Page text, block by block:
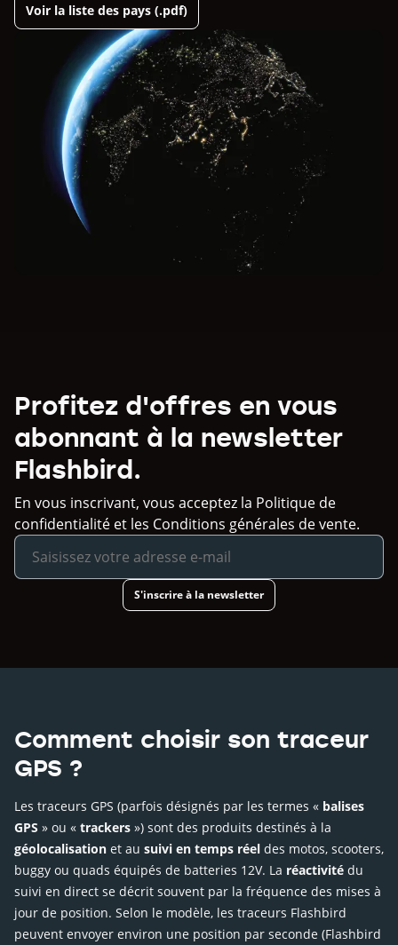
Voir la liste des pays (.pdf)
Profitez d'offres en vous
abonnant à la newsletter
Flashbird.
En vous inscrivant, vous acceptez la Politique de
confidentialité et les Conditions générales de vente.
S'inscrire à la newsletter
Comment choisir son traceur
GPS ?
Les traceurs GPS (parfois désignés par les termes « balises
GPS » ou « trackers ») sont des produits destinés à la
géolocalisation et au suivi en temps réel des motos, scooters,
buggy ou quads équipés de batteries 12V. La réactivité du
suivi en direct se décrit souvent par la fréquence des mises à
jour de position. Selon le modèle, les traceurs Flashbird
peuvent envoyer environ une position par seconde (Flashbird